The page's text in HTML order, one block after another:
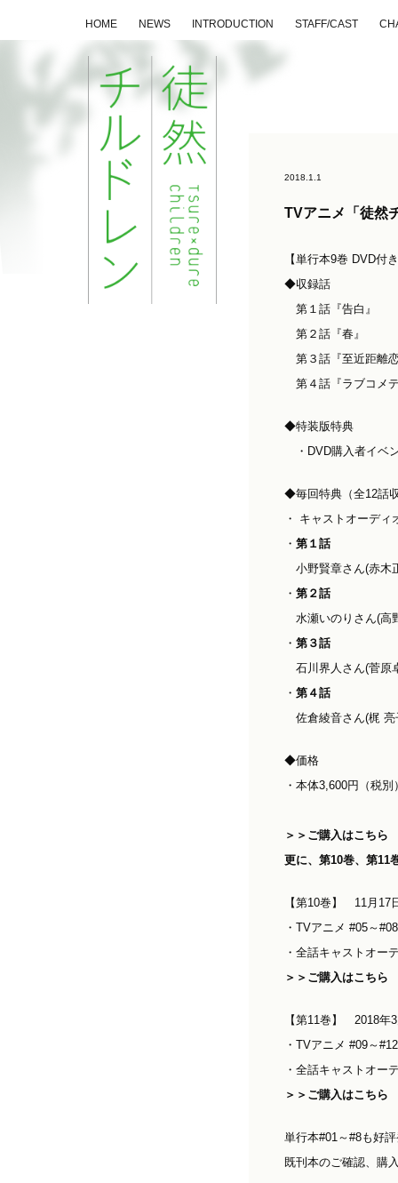
HOME NEWS INTRODUCTION STAFF/CAST
2018.1.1
TVアニメ「徒然
【単行本9巻 DVD
◆収録話
第１話『告白』
第２話『春』
第３話『至近距離
第４話『ラブコメ
◆特装版特典
・DVD購入者イベ
◆毎回特典（全12話
・ キャストオーディ
・ 第１話
小野賢章さん(赤木
・ 第２話
水瀬いのりさん(高
・ 第３話
石川界人さん(菅原
・ 第４話
佐倉綾音さん(梶 亮
◆価格
・本体3,600円（税別
＞＞ご購入はこちら
更に、第10巻、第11
【第10巻】 11月17
・TVアニメ #05～
・全話キャストオー
＞＞ご購入はこちら
【第11巻】 2018年
・TVアニメ #09～
・全話キャストオー
＞＞ご購入はこちら
単行本#01～#8も好
既刊本のご確認、購